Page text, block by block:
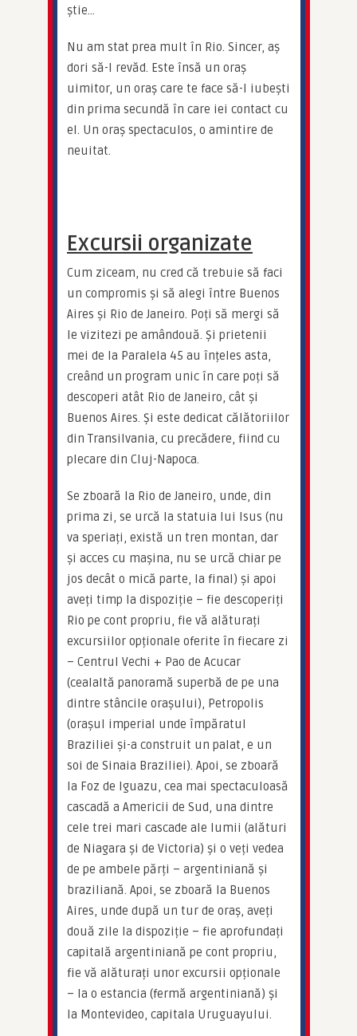
știe…
Nu am stat prea mult în Rio. Sincer, aș
dori să-l revăd. Este însă un oraș
uimitor, un oraș care te face să-l iubești
din prima secundă în care iei contact cu
el. Un oraș spectaculos, o amintire de
neuitat.
Excursii organizate
Cum ziceam, nu cred că trebuie să faci
un compromis și să alegi între Buenos
Aires și Rio de Janeiro. Poți să mergi să
le vizitezi pe amândouă. Și prietenii
mei de la Paralela 45 au înțeles asta,
creând un program unic în care poți să
descoperi atât Rio de Janeiro, cât și
Buenos Aires. Și este dedicat călătoriilor
din Transilvania, cu precădere, fiind cu
plecare din Cluj-Napoca.
Se zboară la Rio de Janeiro, unde, din
prima zi, se urcă la statuia lui Isus (nu
va speriați, există un tren montan, dar
și acces cu mașina, nu se urcă chiar pe
jos decât o mică parte, la final) și apoi
aveți timp la dispoziție – fie descoperiți
Rio pe cont propriu, fie vă alăturați
excursiilor opționale oferite în fiecare zi
– Centrul Vechi + Pao de Acucar
(cealaltă panoramă superbă de pe una
dintre stâncile orașului), Petropolis
(orașul imperial unde împăratul
Braziliei și-a construit un palat, e un
soi de Sinaia Braziliei). Apoi, se zboară
la Foz de Iguazu, cea mai spectaculoasă
cascadă a Americii de Sud, una dintre
cele trei mari cascade ale lumii (alături
de Niagara și de Victoria) și o veți vedea
de pe ambele părți – argentiniană și
braziliană. Apoi, se zboară la Buenos
Aires, unde după un tur de oraș, aveți
două zile la dispoziție – fie aprofundați
capitală argentiniană pe cont propriu,
fie vă alăturați unor excursii opționale
– la o estancia (fermă argentiniană) și
la Montevideo, capitala Uruguayului.